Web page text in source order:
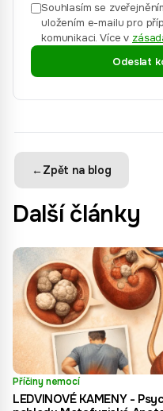
Souhlasím se
uložením e-mailu pro
komunikaci. Více v
Odeslat
←Zpět na blog
Další články
Příčiny nemocí
LEDVINOVÉ KAMENY -